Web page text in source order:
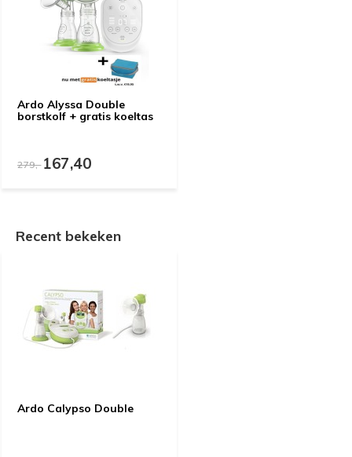
Ardo Alyssa Double
borstkolf + gratis koeltas
279,-167,40
Recent bekeken
Ardo Calypso Double